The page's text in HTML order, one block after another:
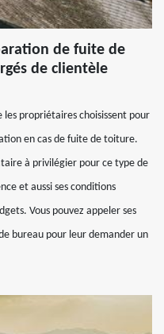
de fuite de
de clientèle
les propriétaires choisissent pour
en cas de fuite de toiture.
à privilégier pour ce type de
et aussi ses conditions
Vous pouvez appeler ses
bureau pour leur demander un